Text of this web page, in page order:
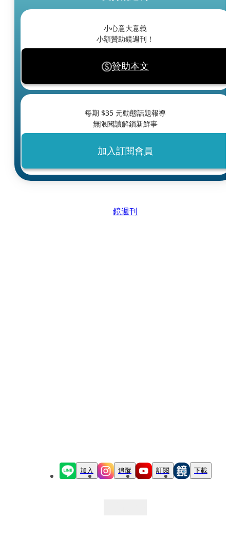
小心意大意義
小額贊助鏡週刊！
贊助本文
每期 $35 元動態話題報導
無限閱讀解鎖新鮮事
加入訂閱會員
鏡週刊
加入 追蹤 訂閱 下載